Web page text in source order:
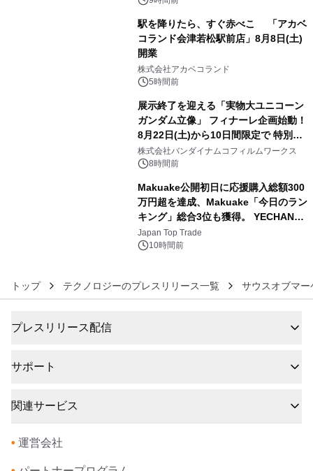
駅を降りたら、すぐ赤べこ 「アカベ
コランド会津若松駅前店」8月8日(土)
開業
株式会社アカベコランド
5時間前
展示終了を迎える「実物大ユニコーン
ガンダム立像」 フィナーレ企画始動！
8月22日(土)から10日間限定で 特別映
像『UNICORN GUNDAM Statue ―
BEYOND POSSIBILITY ―』を上映！
株式会社バンダイナムコフィルムワークス
8時間前
Makuake公開初日に応援購入総額300
万円超を達成、Makuake「今日のラン
キング」総合3位も獲得。 YECHAN音
浴シンギングボウル第2弾の大型サイ
ズ（XL・2XL・3XL）を先行販売中
Japan Top Trade
10時間前
トップ テクノロジーのプレスリリース一覧 サウスオブマ
プレスリリース配信
サポート
関連サービス
• 運営会社